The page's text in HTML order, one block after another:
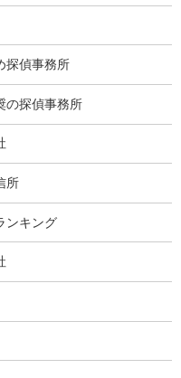
探偵事務所
の探偵事務所
所
ンキング